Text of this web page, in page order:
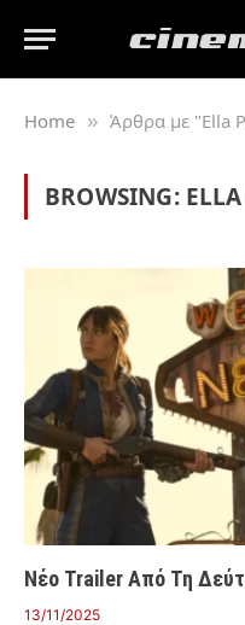
Home » Άρθρα με "Ella
BROWSING:
Νέο Trailer Από Τη
13/11/2025